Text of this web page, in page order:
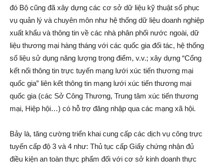
đó Bộ cũng đã xây dựng các cơ sở dữ liệu kỹ thuật số phục
vụ quản lý và chuyên môn như hệ thống dữ liệu doanh nghiệp
xuất khẩu và thông tin về các nhà phân phối nước ngoài, dữ
liệu thương mại hàng tháng với các quốc gia đối tác, hệ thống
số liệu sử dụng năng lượng trọng điểm, v.v.; xây dựng “Cổng
kết nối thông tin trực tuyến mạng lưới xúc tiến thương mại
quốc gia” liên kết thông tin mạng lưới xúc tiến thương mại
quốc gia (các Sở Công Thương, Trung tâm xúc tiến thương
mại, Hiệp hội…) có hỗ trợ đăng nhập qua các mạng xã hội.
Bảy là, tăng cường triển khai cung cấp các dịch vụ công trực
tuyến cấp độ 3 và 4 như: Thủ tục cấp Giấy chứng nhận đủ
điều kiện an toàn thực phẩm đối với cơ sở kinh doanh thực